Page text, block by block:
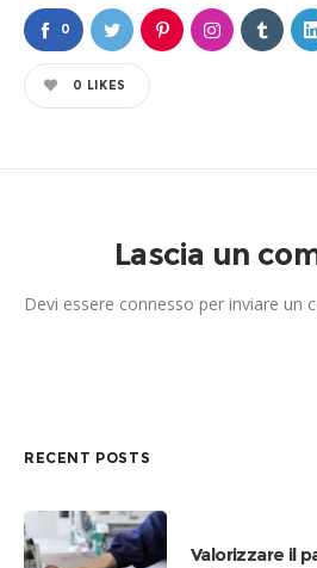
0
0 LIKES
Lascia un
Devi essere connesso per inviare un
RECENT POSTS
Valorizzare il